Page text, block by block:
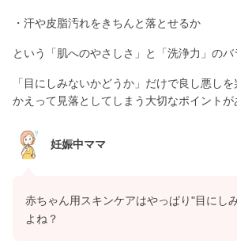
・汗や皮脂汚れをきちんと落とせるか
という「肌へのやさしさ」と「洗浄力」のバ
「目にしみないかどうか」だけで良し悪しを
かえって見落としてしまう大切なポイントが
妊娠中ママ
赤ちゃん用スキンケアはやっぱり"目にし
よね？